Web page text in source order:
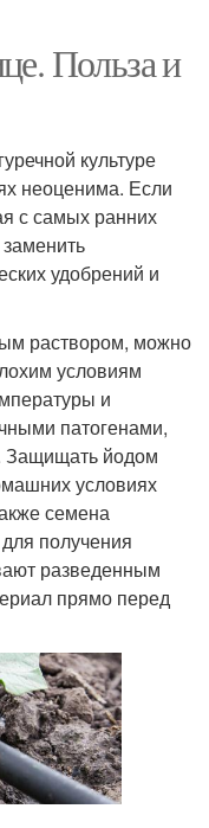
Польза и
культуре
неоценима. Если
с самых ранних
удобрений и
раствором, можно
условиям
и
патогенами,
Защищать йодом
условиях
семена
получения
разведенным
прямо перед